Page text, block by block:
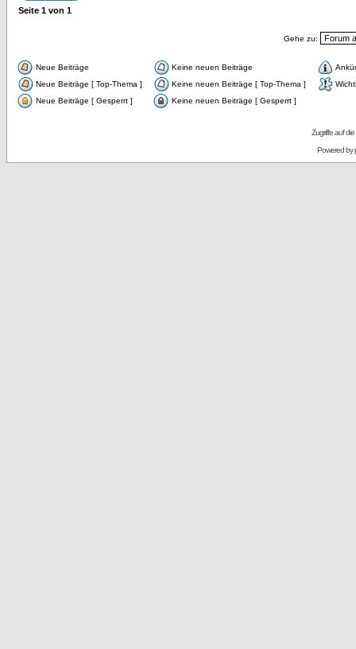
Seite 1 von 1
Gehe zu:
Neue Beiträge Keine neuen Beiträge
Neue Beiträge [ Top-Thema ]
Keine neuen Beiträge [ Top-Thema ]
Neue Beiträge [ Gesperrt ]
Keine neuen Beiträge [ Gesperrt ]
Zugriffe auf
Powered by